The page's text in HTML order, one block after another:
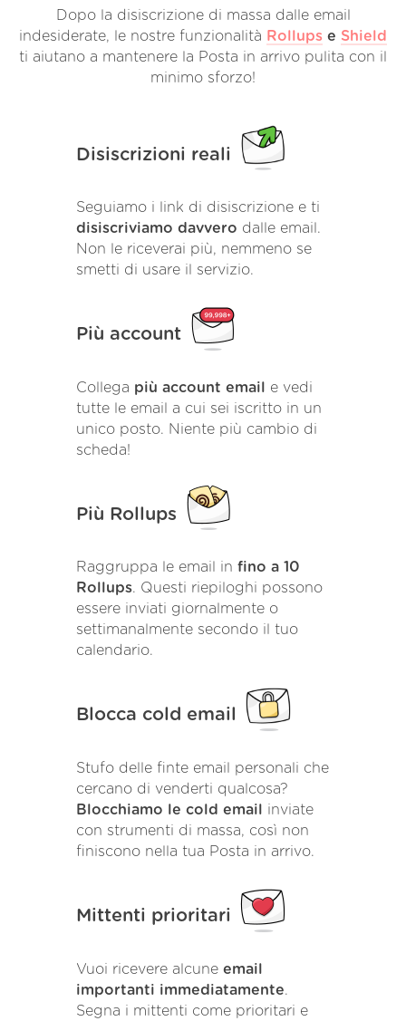
Dopo la disiscrizione di massa dalle email
indesiderate, le nostre funzionalità Rollups e Shield
ti aiutano a mantenere la Posta in arrivo pulita con il
minimo sforzo!
Disiscrizioni reali
Seguiamo i link di disiscrizione e ti
disiscriviamo davvero dalle email.
Non le riceverai più, nemmeno se
smetti di usare il servizio.
Più account
Collega più account email
e vedi
tutte le email a cui sei iscritto in un
unico posto. Niente più cambio di
scheda!
Più Rollups
Raggruppa le email in fino a 10
Rollups. Questi riepiloghi possono
essere inviati giornalmente o
settimanalmente secondo il tuo
calendario.
Blocca cold email
Stufo delle finte email personali che
cercano di venderti qualcosa?
Blocchiamo le cold email
inviate
con strumenti di massa, così non
finiscono nella tua Posta in arrivo.
Mittenti prioritari
Vuoi ricevere alcune email
importanti immediatamente.
Segna i mittenti come prioritari e